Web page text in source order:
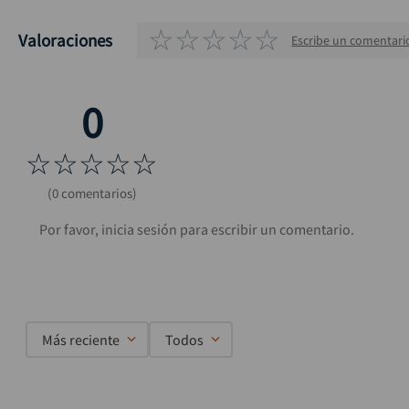
Valoraciones ☆☆☆☆☆ Escribe un
☆☆☆☆☆
(0 comentarios)
Más reciente Todos